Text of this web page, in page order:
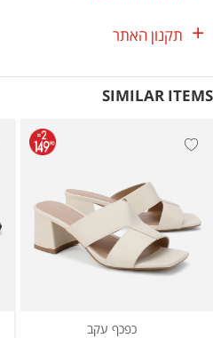
תקנון האתר
SIMILAR ITEMS
כפכף עקב